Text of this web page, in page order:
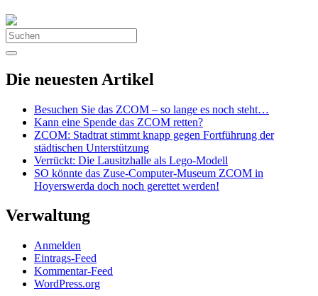
Search
for:
Die neuesten Artikel
Besuchen Sie das ZCOM – so lange es noch steht…
Kann eine Spende das ZCOM retten?
ZCOM: Stadtrat stimmt knapp gegen Fortführung der
städtischen Unterstützung
Verrückt: Die Lausitzhalle als Lego-Modell
SO könnte das Zuse-Computer-Museum ZCOM in
Hoyerswerda doch noch gerettet werden!
Verwaltung
Anmelden
Eintrags-Feed
Kommentar-Feed
WordPress.org